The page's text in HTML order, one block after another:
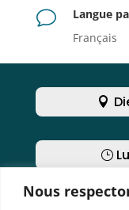
Nous
v
Langue
Français